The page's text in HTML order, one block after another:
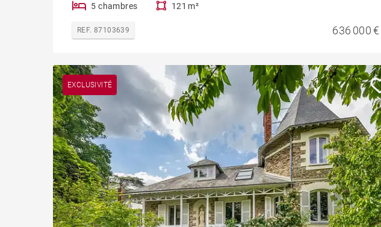
5 chambres 121 m²
REF. 87103639 636 000 €
EXCLUSIVITÉ